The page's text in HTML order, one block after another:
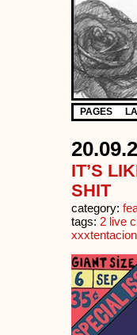
PAGES
IT’S
SHIT
category:
tags: 2 live
xxxtentacion